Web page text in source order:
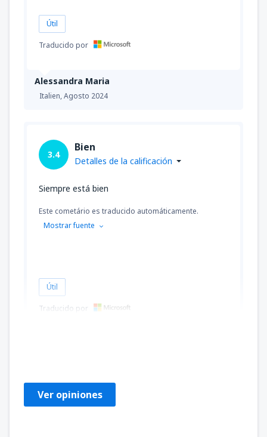
Alessandra Maria
Italien,Agosto 2024
Útil
Traducido por
3.4
Bien
Detalles de la calificación
Siempre está bien
Este cometário es traducido automáticamente.
Mostrar fuente
Útil
Traducido por
Ver opiniones